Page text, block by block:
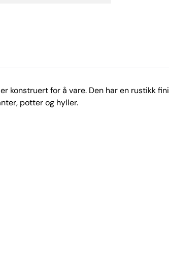
konstruert for å vare. Den har en rustikk
potter og hyller.